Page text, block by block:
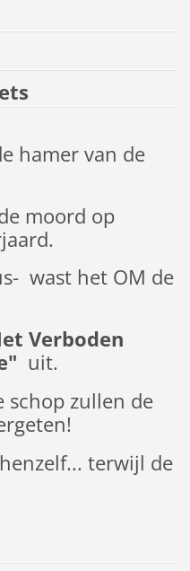
hamer van de
moord op
wast het OM de
Verboden
uit.
schop zullen de
terwijl de